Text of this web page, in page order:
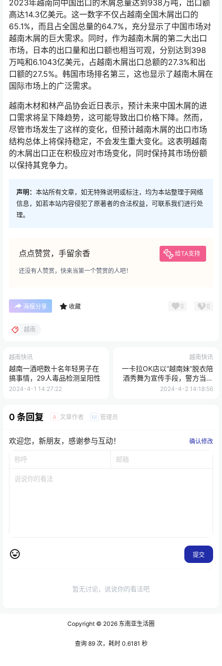
2023年越南向中国出口的木屑总量达到938万吨，出口额
高达14.3亿美元。这一数字不仅占越南全国木屑出口的
65.1%，而且占全国总量的64.7%，充分显示了中国市场对
越南木屑的巨大需求。同时，作为越南木屑的第二大出口
市场，日本的出口量和出口额也相当可观，分别达到398
万吨和6.1043亿美元，占越南木屑出口总额的27.3%和出
口额的27.5%。韩国市场排名第三，这也显示了越南木屑在
国际市场上的广泛需求。
越南木材和林产品协会近日表示，预计未来中国木屑的进
口需求将呈下降趋势，这可能导致出口价格下降。然而，
尽管市场发生了这样的变化，但预计越南木屑的出口市场
结构总体上将保持稳定，不会发生重大变化。这表明越南
的木屑出口正在积极应对市场变化，同时保持其市场份额
以保持其竞争力。
声明： 本站所有文章，如无特殊说明或标注，均为本站整理于网络
信息，如若本站内容侵犯了原著者的合法权益，可联系我们进行处
理。
点点赞赏，手留余香 给TA支持
还没有人赞赏，快来当第一个赞赏的人吧！
海报分享 收藏 0 0
越南
越南快讯
越南一酒吧数十名年轻男子在
搞事情，29人毒品检测呈阳性
2024-4-1 14:27:22
越南快讯
一卡拉OK店以“越南妹”脱衣陪
酒秀舞为宣传手段，警方当场
将其查获
2024-4-2 14:18:56
0 条回复 A 文章作者 M 管理员
欢迎您，新朋友，感谢参与互动！ 确认修改
提交
暂无讨论，说说你的看法吧
Copyright © 2026 东南亚生活圈
查询 89 次，耗时 0.6181 秒